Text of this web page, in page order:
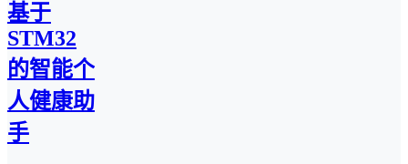
基于
STM32
的智能个
人健康助
手